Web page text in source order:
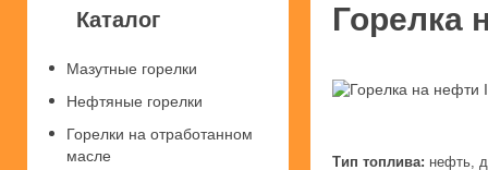
Горелка
Тип топлива: нефть,
Каталог
Мазутные горелки
Нефтяные горелки
Горелки на отработанном
масле